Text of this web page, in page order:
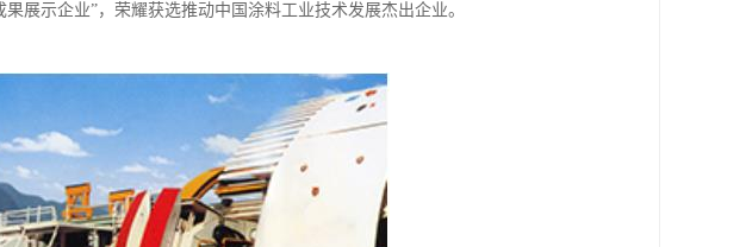
展示企业”，荣耀获选推动中国涂料工业技术发展杰出企业。